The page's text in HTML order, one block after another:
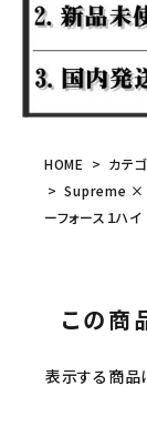
HOME カテ
Supreme ×
ーフォース１ハ
この商
表示する商品